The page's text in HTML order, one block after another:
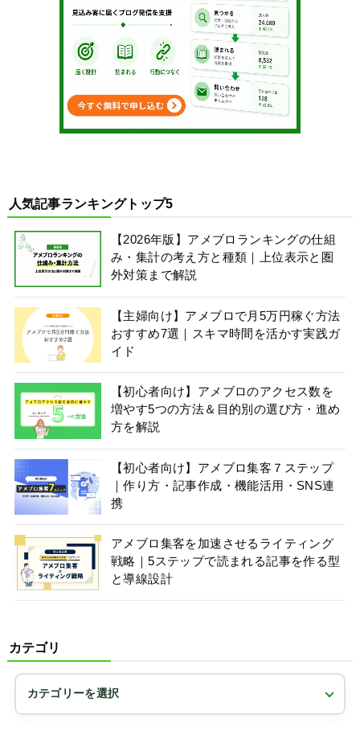
人気記事ランキングトップ5
【2026年版】アメブロランキングの仕組
み・集計の考え方と種類｜上位表示と圏
外対策まで解説
【主婦向け】アメブロで月5万円稼ぐ方法
おすすめ7選｜スキマ時間を活かす実践ガ
イド
【初心者向け】アメブロのアクセス数を
増やす5つの方法＆目的別の選び方・進め
方を解説
【初心者向け】アメブロ集客７ステップ
｜作り方・記事作成・機能活用・SNS連
携
アメブロ集客を加速させるライティング
戦略｜5ステップで読まれる記事を作る型
と導線設計
カテゴリ